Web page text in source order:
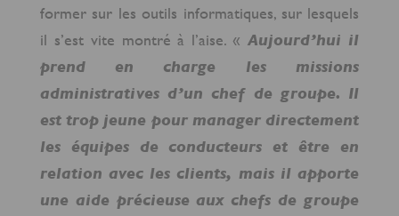
former sur les outils informatiques, sur lesquels
il s’est vite montré à l’aise. «Aujourd’hui il
prend en charge les missions
administratives d’un chef de groupe. Il
est trop jeune pour manager directement
les équipes de conducteurs et être en
relation avec les clients, mais il apporte
une aide précieuse aux chefs de groupe